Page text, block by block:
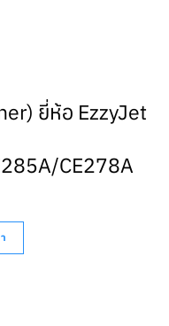
ยี่ห้อ EzzyJet
CE278A